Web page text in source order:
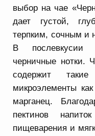
выбор на чае
дает густой,
терпким, сочным и
В послевкусии
черничные нотки.
содержит
микроэлементы
марганец.
пектинов
пищеварения и